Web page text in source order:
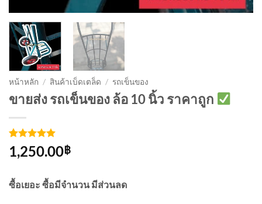
หน้าหลัก / สินค้าเบ็ดเตล็ด / รถเข็นของ
ขายส่ง รถเข็นของ ล้อ 10 นิ้ว ราคาถูก
ให้คะแนน
5จาก 5
2
คะแนน
1,250.00฿
ซื้อเยอะ ซื้อมีจำนวน มีส่วนลด